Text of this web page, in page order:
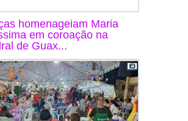
homenageiam Maria
em coroação na
de Guax...